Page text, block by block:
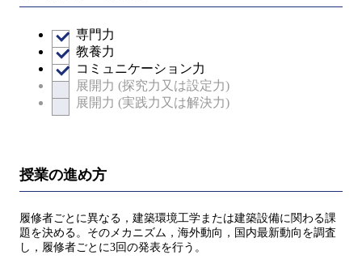
専門力
教養力
コミュニケーション力
展開力 (探究力又は設定力)
展開力 (実践力又は解決力)
授業の進め方
履修者ごとに異なる，建築環境工学または建築設備に関わる課
題を決める。そのメカニズム，海外動向，国内最新動向を調査
し，履修者ごとに3回の発表を行う。